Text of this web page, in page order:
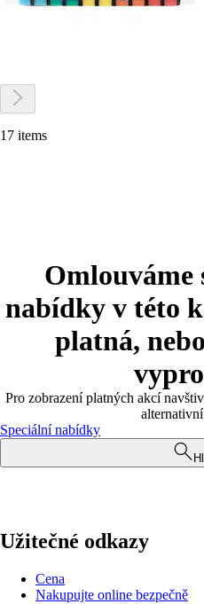
17 items
Omlouváme
nabídky v této
platná,
Pro zobrazení platných akcí
Speciální nabídky
Užitečné odkazy
Cena
Nakupujte online bezpečně